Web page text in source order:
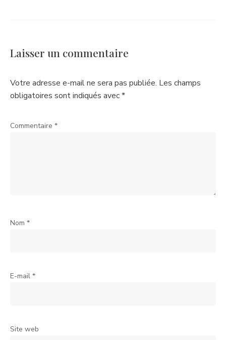
Laisser un commentaire
Votre adresse e-mail ne sera pas publiée. Les champs
obligatoires sont indiqués avec*
Commentaire *
Nom *
E-mail *
Site web